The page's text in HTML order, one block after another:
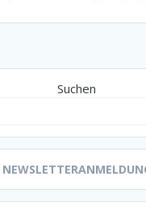
Suchen